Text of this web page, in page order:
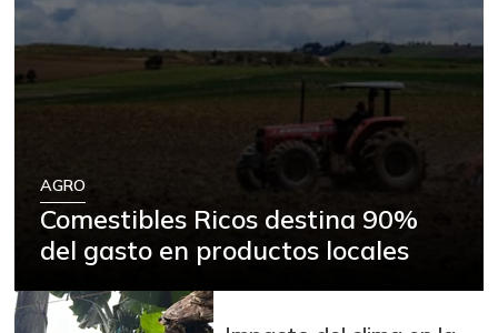
AGRO
Comestibles Ricos destina 90%
del gasto en productos locales